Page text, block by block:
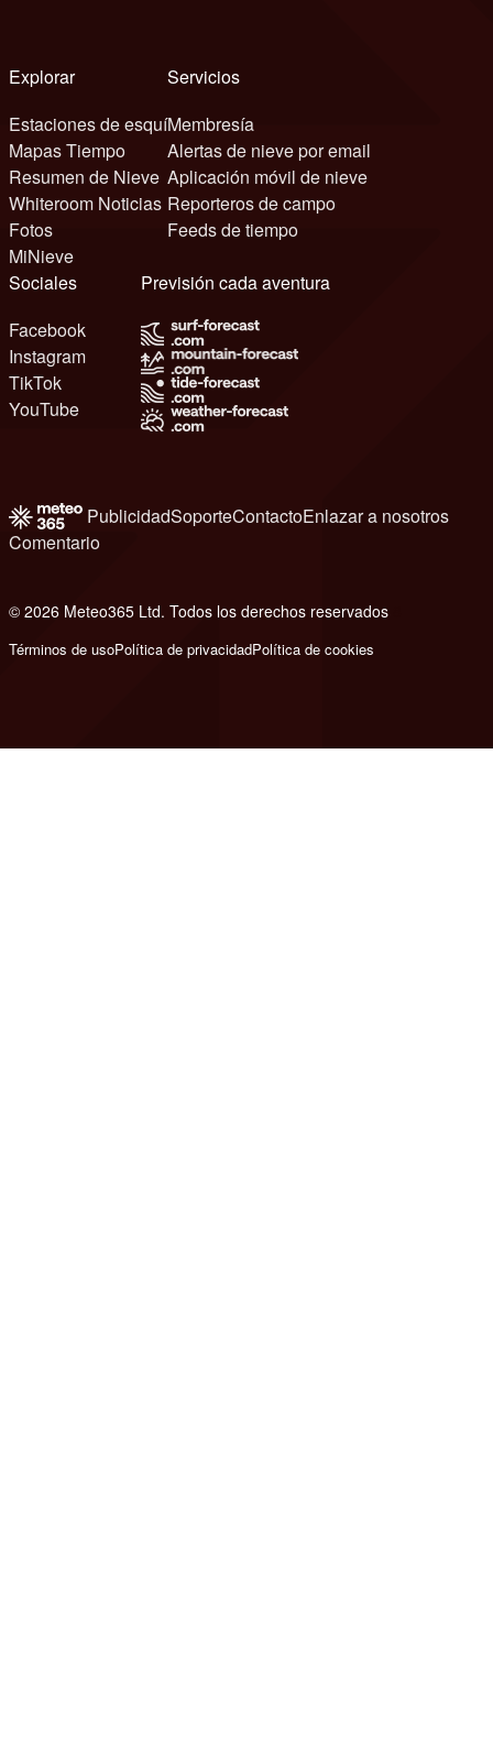
Explorar
Estaciones de esquí
Mapas Tiempo
Resumen de Nieve
Whiteroom Noticias
Fotos
MiNieve
Servicios
Membresía
Alertas de nieve por email
Aplicación móvil de nieve
Reporteros de campo
Feeds de tiempo
Sociales
Facebook
Instagram
TikTok
YouTube
Previsión cada aventura
PublicidadSoporteContactoEnlazar a nosotros
Comentario
© 2026 Meteo365 Ltd. Todos los derechos reservados
Términos de usoPolítica de privacidadPolítica de cookies